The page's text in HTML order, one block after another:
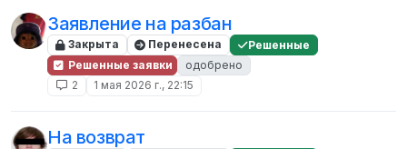
Заявление на разбан
Закрыта Перенесена
Решенные
Решенные заявки
одобрено
2
1 мая 2026 г., 22:15
На возврат